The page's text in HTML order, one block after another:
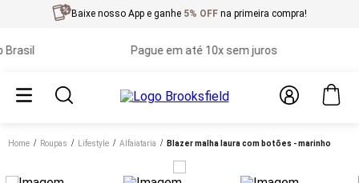
Baixe nosso App e ganhe 5% OFF na primeira compra!
Pague em até 10x sem juros
Home roupas lifestyle alfaiataria blazer malha laura com botões - marinho